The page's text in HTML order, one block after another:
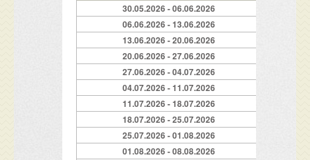
30.05.2026 - 06.06.2026
06.06.2026 - 13.06.2026
13.06.2026 - 20.06.2026
20.06.2026 - 27.06.2026
27.06.2026 - 04.07.2026
04.07.2026 - 11.07.2026
11.07.2026 - 18.07.2026
18.07.2026 - 25.07.2026
25.07.2026 - 01.08.2026
01.08.2026 - 08.08.2026